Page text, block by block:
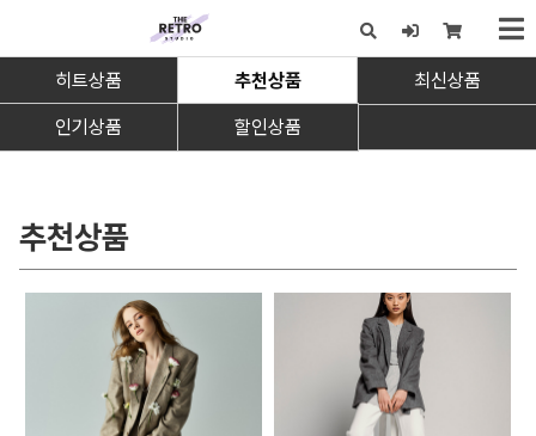
x
히트상품 추천상품 최신상품
인기상품 할인상품
추천상품